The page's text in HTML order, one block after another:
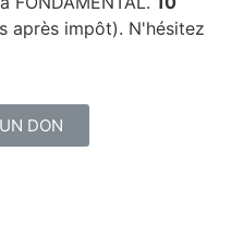
après impôt). N'hésitez
DON